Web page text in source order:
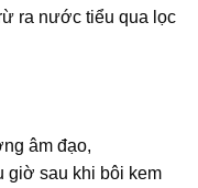
ra nước tiểu qua lọc
âm đạo,
giờ sau khi bôi kem